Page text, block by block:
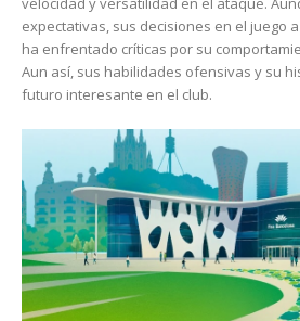
expectativas, sus decisiones en el juego
ha enfrentado críticas por su
Aun así, sus habilidades ofensivas y su
futuro interesante en el club.